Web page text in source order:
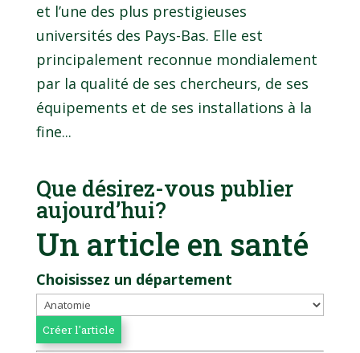
et l’une des plus prestigieuses
universités des Pays-Bas. Elle est
principalement reconnue mondialement
par la qualité de ses chercheurs, de ses
équipements et de ses installations à la
fine...
Que désirez-vous publier
aujourd’hui?
Un article en santé
Choisissez un département